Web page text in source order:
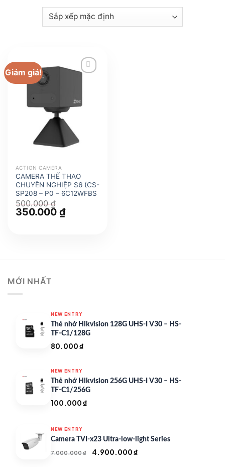
Giảm giá!
ACTION CAMERA
CAMERA THỂ THAO
CHUYÊN NGHIỆP S6 (CS-
SP208 – P0 – 6C12WFBS
500.000₫
Giá
gốc
350.000 ₫Giá
hiện
MỚI NHẤT
NEW ENTRY
Thẻ nhớ Hikvision 128G UHS-I V30 – HS-
TF-C1/128G
80.000₫
NEW ENTRY
Thẻ nhớ Hikvision 256G UHS-I V30 – HS-
TF-C1/256G
100.000₫
NEW ENTRY
Camera TVI-x23 Ultra-low-light Series
7.000.000₫
Giá
4.900.000₫